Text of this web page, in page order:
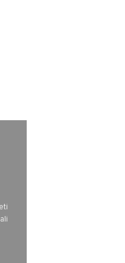
sarang